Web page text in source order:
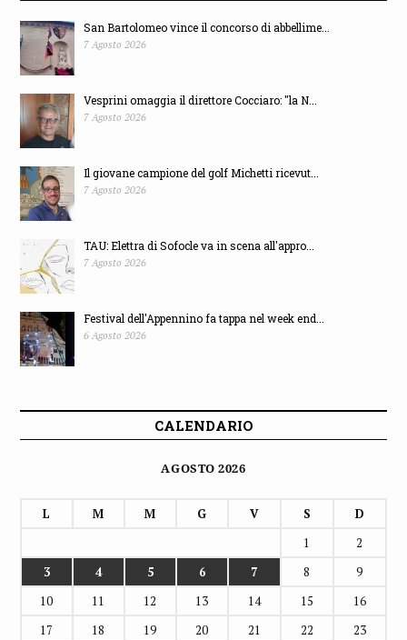
San Bartolomeo vince il concorso di abbellime...
7 Agosto 2026
Vesprini omaggia il direttore Cocciaro: "la N...
7 Agosto 2026
Il giovane campione del golf Michetti ricevut...
7 Agosto 2026
TAU: Elettra di Sofocle va in scena all'appro...
7 Agosto 2026
Festival dell'Appennino fa tappa nel week end...
6 Agosto 2026
CALENDARIO
AGOSTO 2026
L M M G V S
D
1
2
3
4 5 6 7 8
9
10
11 12 13 14 15
16
17
18 19 20 21 22
23